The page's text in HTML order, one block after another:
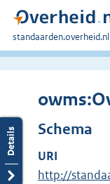
U
bent
standaarden.overheid.nl
Schema
URI
http://